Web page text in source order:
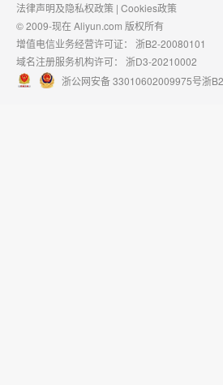
法律声明及隐私权政策 | Cookies政策
© 2009-现在 Aliyun.com 版权所有
增值电信业务经营许可证： 浙B2-20080101
域名注册服务机构许可： 浙D3-20210002
浙公网安备 33010602009975号浙